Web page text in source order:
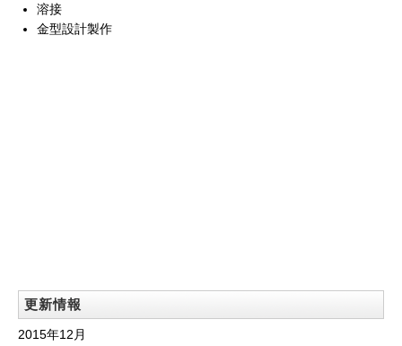
溶接
金型設計製作
更新情報
2015年12月